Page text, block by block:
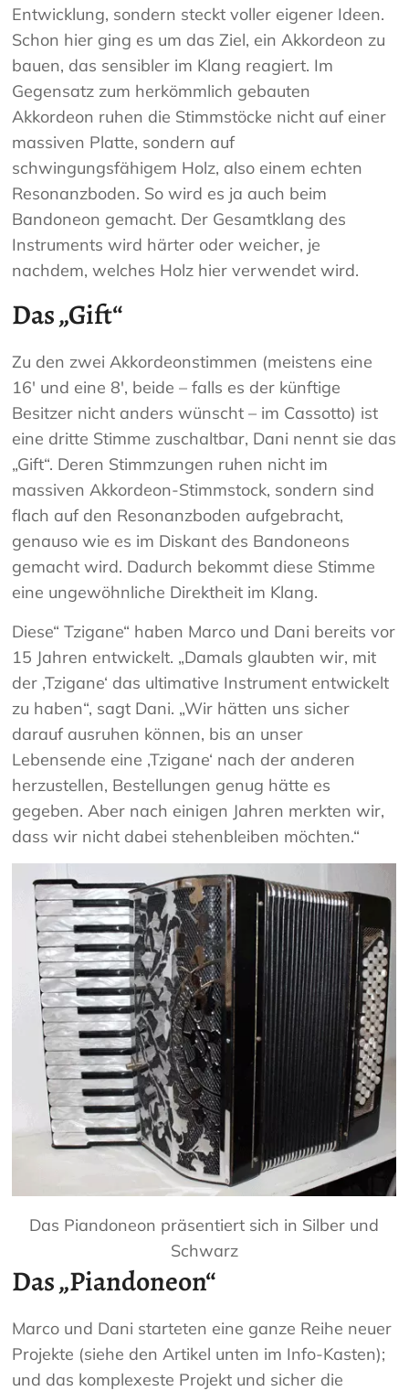
Entwicklung, sondern steckt voller eigener Ideen.
Schon hier ging es um das Ziel, ein Akkordeon zu
bauen, das sensibler im Klang reagiert. Im
Gegensatz zum herkömmlich gebauten
Akkordeon ruhen die Stimmstöcke nicht auf einer
massiven Platte, sondern auf
schwingungsfähigem Holz, also einem echten
Resonanzboden. So wird es ja auch beim
Bandoneon gemacht. Der Gesamtklang des
Instruments wird härter oder weicher, je
nachdem, welches Holz hier verwendet wird.
Das „Gift“
Zu den zwei Akkordeonstimmen (meistens eine
16′ und eine 8′, beide – falls es der künftige
Besitzer nicht anders wünscht – im Cassotto) ist
eine dritte Stimme zuschaltbar, Dani nennt sie das
„Gift“. Deren Stimmzungen ruhen nicht im
massiven Akkordeon-Stimmstock, sondern sind
flach auf den Resonanzboden aufgebracht,
genauso wie es im Diskant des Bandoneons
gemacht wird. Dadurch bekommt diese Stimme
eine ungewöhnliche Direktheit im Klang.
Diese“ Tzigane“ haben Marco und Dani bereits vor
15 Jahren entwickelt. „Damals glaubten wir, mit
der ,Tzigane‘ das ultimative Instrument entwickelt
zu haben“, sagt Dani. „Wir hätten uns sicher
darauf ausruhen können, bis an unser
Lebensende eine ,Tzigane‘ nach der anderen
herzustellen, Bestellungen genug hätte es
gegeben. Aber nach einigen Jahren merkten wir,
dass wir nicht dabei stehenbleiben möchten.“
Das Piandoneon präsentiert sich in Silber und
Schwarz
Das „Piandoneon“
Marco und Dani starteten eine ganze Reihe neuer
Projekte (siehe den Artikel unten im Info-Kasten);
und das komplexeste Projekt und sicher die